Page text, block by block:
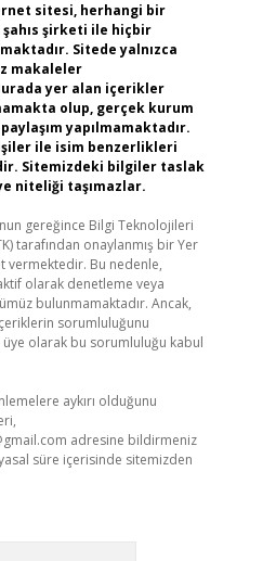
sitesi, herhangi bir
şirketi ile hiçbir
Sitede yalnızca
makaleler
yer alan içerikler
olup, gerçek kurum
yapılmamaktadır.
ile isim benzerlikleri
Sitemizdeki bilgiler taslak
niteliği taşımazlar.
gereğince Bilgi Teknolojileri
tarafından onaylanmış bir Yer
vermektedir. Bu nedenle,
olarak denetleme veya
bulunmamaktadır. Ancak,
sorumluluğunu
üye olarak bu sorumluluğu kabul
aykırı olduğunu
adresine bildirmeniz
süre içerisinde sitemizden